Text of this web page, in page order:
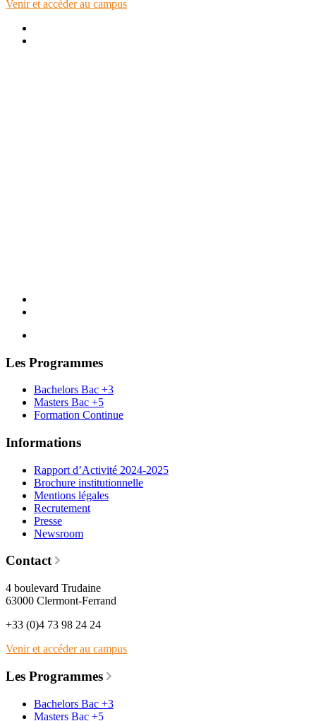
Venir et accéder au campus
Les Programmes
Bachelors Bac +3
Masters Bac +5
Formation Continue
Informations
Rapport d’Activité 2024-2025
Brochure institutionnelle
Mentions légales
Recrutement
Presse
Newsroom
Contact
4 boulevard Trudaine
63000 Clermont-Ferrand
+33 (0)4 73 98 24 24
Venir et accéder au campus
Les Programmes
Bachelors Bac +3
Masters Bac +5